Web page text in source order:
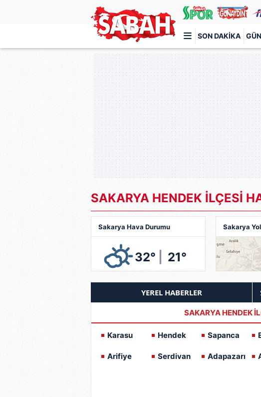
SON DAKIKA
Türkiye'nin en iyi haber sitesi
SAKARYA HENDEK İLÇESİ
Sakarya Hava Durumu
32° 21°
Sakarya
YEREL HABERLER
SAKARYA HENDEK
Karasu Hendek Sapanca
Arifiye Serdivan Adapazarı